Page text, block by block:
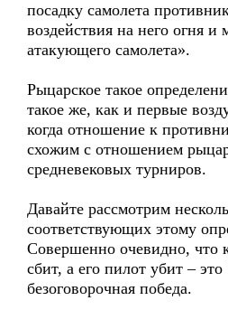
посадку самолета
воздействия на него огня и
атакующего самолета».
Рыцарское такое
такое же, как и первые
когда отношение к
схожим с отношением
средневековых турниров.
Давайте рассмотрим
соответствующих этому
Совершенно очевидно, что
сбит, а его пилот убит – это
безоговорочная победа.